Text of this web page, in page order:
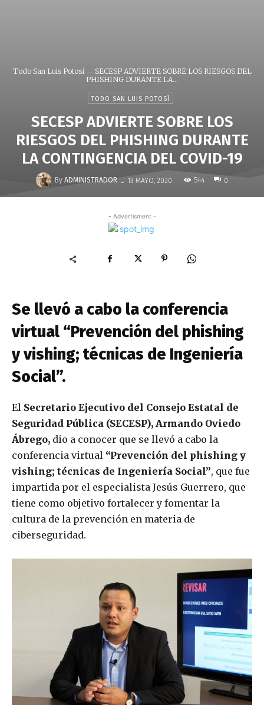
Todo San Luis Potosí
SECESP ADVIERTE SOBRE LOS RIESGOS DEL
PHISHING DURANTE LA...
TODO SAN LUIS POTOSÍ
SECESP ADVIERTE SOBRE LOS
RIESGOS DEL PHISHING DURANTE
LA CONTINGENCIA DEL COVID-19
By ADMINISTRADOR - 13 MAYO, 2020 544 0
- Advertisment -
Se llevó a cabo la conferencia
virtual “Prevención del phishing
y vishing; técnicas de Ingeniería
Social”.
El Secretario Ejecutivo del Consejo Estatal de
Seguridad Pública (SECESP), Armando Oviedo
Ábrego, dio a conocer que se llevó a cabo la
conferencia virtual “Prevención del phishing y
vishing; técnicas de Ingeniería Social”, que fue
impartida por el especialista Jesús Guerrero, que
tiene como objetivo fortalecer y fomentar la
cultura de la prevención en materia de
ciberseguridad.